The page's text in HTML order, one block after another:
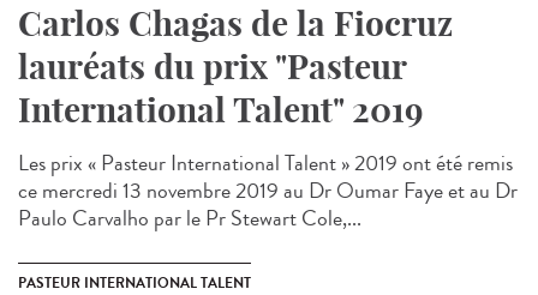
Carlos Chagas de la Fiocruz
lauréats du prix "Pasteur
International Talent" 2019
Les prix « Pasteur International Talent » 2019 ont été remis
ce mercredi 13 novembre 2019 au Dr Oumar Faye et au Dr
Paulo Carvalho par le Pr Stewart Cole,...
PASTEUR INTERNATIONAL TALENT